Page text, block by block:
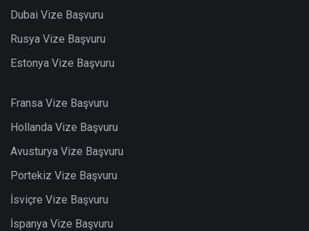
Dubai Vize Başvuru
Rusya Vize Başvuru
Estonya Vize Başvuru
Fransa Vize Başvuru
Hollanda Vize Başvuru
Avusturya Vize Başvuru
Portekiz Vize Başvuru
İsviçre Vize Başvuru
İspanya Vize Başvuru